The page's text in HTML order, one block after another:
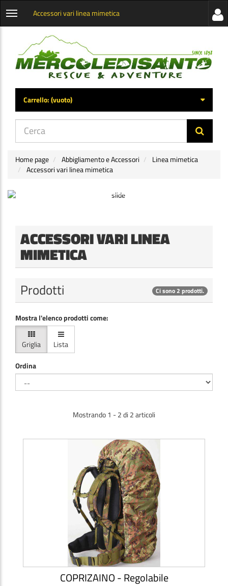
Apri
categorie
Accessori vari linea mimetica
di
Carrello:(vuoto)
Home page Abbigliamento e Accessori
Linea mimetica
Accessori vari linea mimetica
ACCESSORI VARI LINEA
MIMETICA
Prodotti Ci sono 2 prodotti.
Mostra l'elenco prodotti come:
Griglia
Lista
Ordina
Mostrando 1 - 2 di 2 articoli
COPRIZAINO - Regolabile